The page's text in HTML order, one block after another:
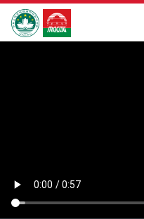
跳至主内容
澳门特别行政区政府旅游局